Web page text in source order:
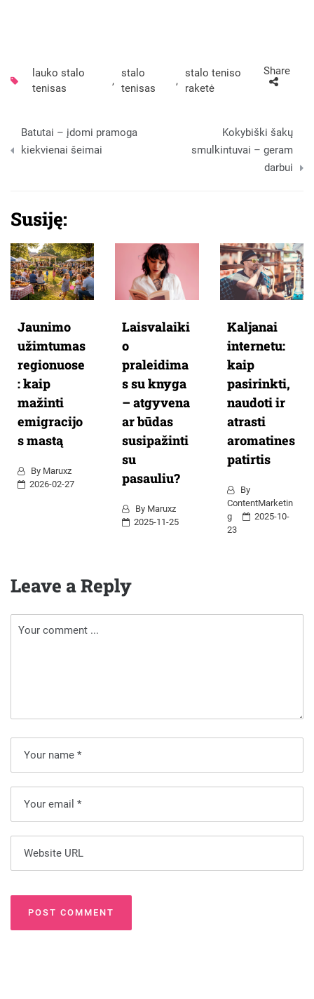
lauko stalo
tenisas
,
stalo
tenisas
,
stalo teniso
raketė
Share
Navigacija
tarp
Batutai – įdomi pramoga
kiekvienai šeimai
Kokybiški šakų
smulkintuvai – geram
darbui
Susiję:
Jaunimo
užimtumas
regionuose
: kaip
mažinti
emigracijo
s mastą
By Maruxz
2026-02-27
Laisvalaiki
o
praleidima
s su knyga
– atgyvena
ar būdas
susipažinti
su
pasauliu?
By Maruxz
2025-11-25
Kaljanai
internetu:
kaip
pasirinkti,
naudoti ir
atrasti
aromatines
patirtis
By
ContentMarketin
G
2025-10-
23
Leave a Reply